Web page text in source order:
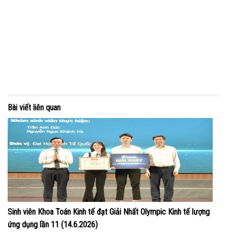
Bài viết liên quan
Sinh viên Khoa Toán Kinh tế đạt Giải Nhất Olympic Kinh tế lượng
ứng dụng lần 11 (14.6.2026)